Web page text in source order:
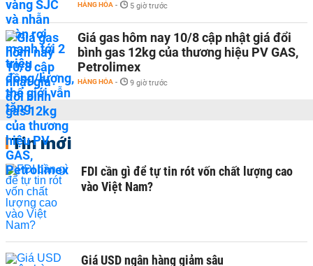
HÀNG HÓA - 5 giờ trước
Giá gas hôm nay 10/8 cập nhật giá đổi
bình gas 12kg của thương hiệu PV GAS,
Petrolimex
HÀNG HÓA - 9 giờ trước
Tin mới
FDI cần gì để tự tin rót vốn chất lượng cao
vào Việt Nam?
Giá USD ngân hàng giảm sâu